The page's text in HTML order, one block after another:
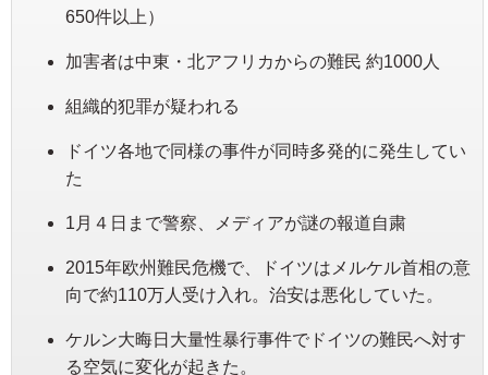
650件以上）
加害者は中東・北アフリカからの難民 約1000人
組織的犯罪が疑われる
ドイツ各地で同様の事件が同時多発的に発生してい
た
1月４日まで警察、メディアが謎の報道自粛
2015年欧州難民危機で、ドイツはメルケル首相の意
向で約110万人受け入れ。治安は悪化していた。
ケルン大晦日大量性暴行事件でドイツの難民へ対す
る空気に変化が起きた。